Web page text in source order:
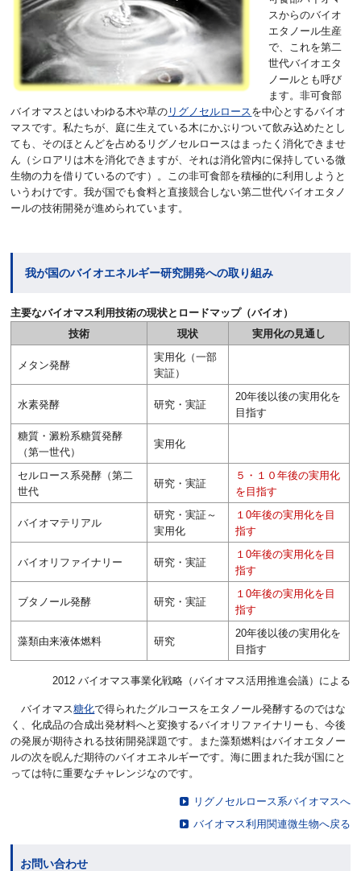
スからのバイオ
エタノール生産
で、これを第二
世代バイオエタ
ノールとも呼び
ます。非可食部
バイオマスとはいわゆる木や草の リグノセルロースを中心とするバイオ
マスです。私たちが、庭に生えている木にかぶりついて飲み込めたとし
ても、そのほとんどを占めるリグノセルロースはまったく消化できませ
ん（シロアリは木を消化できますが、それは消化管内に保持している微
生物の力を借りているのです）。この非可食部を積極的に利用しようと
いうわけです。我が国でも食料と直接競合しない第二世代バイオエタノ
ールの技術開発が進められています。
我が国のバイオエネルギー研究開発への取り組み
主要なバイオマス利用技術の現状とロードマップ（バイオ）
技術
現状 実用化の見通し
メタン発酵
実用化（一部
実証）
水素発酵 研究・実証
20年後以後の実用化を
目指す
糖質・澱粉系糖質発酵
（第一世代）
実用化
セルロース系発酵（第二
世代
研究・実証
５・１０年後の実用化
を目指す
バイオマテリアル
研究・実証～
実用化
１0年後の実用化を目
指す
バイオリファイナリー 研究・実証
１0年後の実用化を目
指す
ブタノール発酵 研究・実証
１0年後の実用化を目
指す
藻類由来液体燃料 研究
20年後以後の実用化を
目指す
2012 バイオマス事業化戦略（バイオマス活用推進会議）による
バイオマス糖化で得られたグルコースをエタノール発酵するのではな
く、化成品の合成出発材料へと変換するバイオリファイナリーも、今後
の発展が期待される技術開発課題です。また藻類燃料はバイオエタノー
ルの次を睨んだ期待のバイオエネルギーです。海に囲まれた我が国にと
っては特に重要なチャレンジなのです。
リグノセルロース系バイオマスへ
バイオマス利用関連微生物へ戻る
お問い合わせ